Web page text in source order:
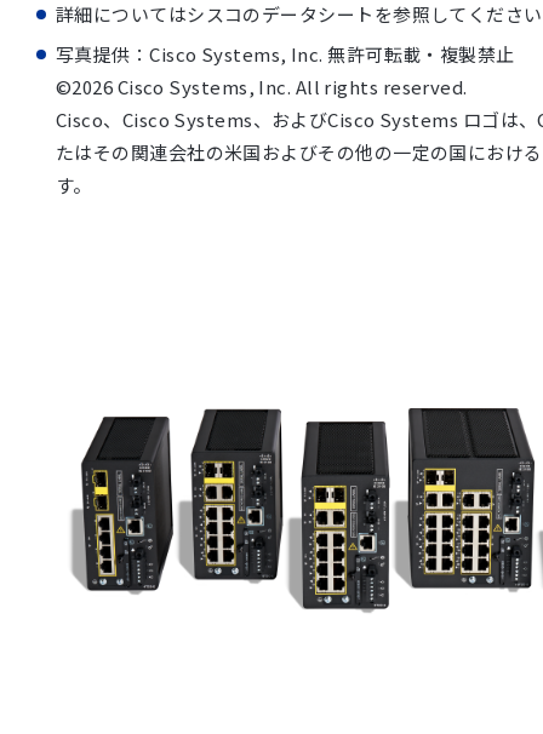
詳細についてはシスコのデータシートを参照してくださ
写真提供：Cisco Systems, Inc. 無許可転載・複製禁止
©2026 Cisco Systems, Inc. All rights reserved.
Cisco、Cisco Systems、およびCisco Systems ロゴは
たはその関連会社の米国およびその他の一定の国におけ
す。